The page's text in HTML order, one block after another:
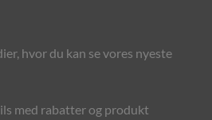
hvor du kan se vores nyeste
med rabatter og produkt